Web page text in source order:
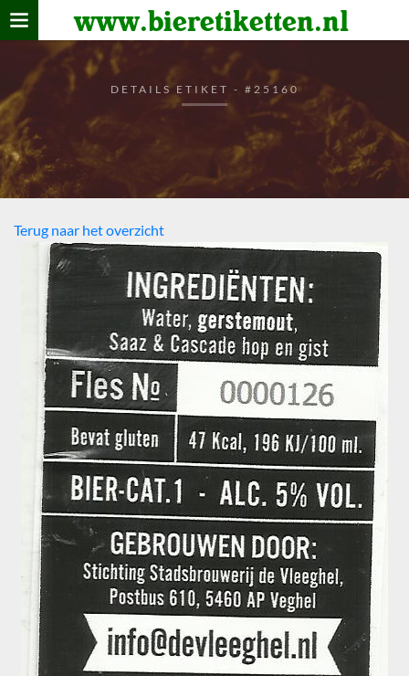
www.bieretiketten.nl
Home
verzamelen
De bierkaart
Bezoekers
DETAILS ETIKET - #25160
Terug naar het overzicht